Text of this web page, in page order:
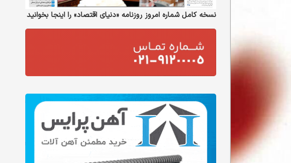
نسخه کامل شماره امروز روزنامه «دنیای‌ اقتصاد» را اینجا بخوانید